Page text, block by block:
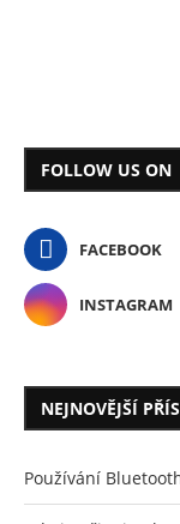
FOLLOW US ON
FACEBOOK
INSTAGRAM
NEJNOVĚJŠÍ
Používání